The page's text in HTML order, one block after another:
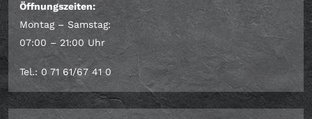
Öffnungszeiten:
Montag – Samstag:
07:00 – 21:00 Uhr
Tel.: 0 71 61/67 41 0